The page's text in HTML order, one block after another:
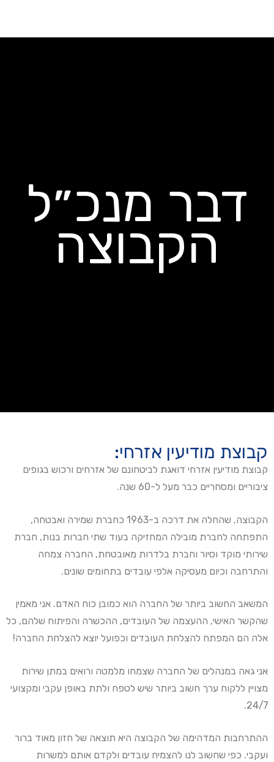
דבר מנכ״ל
הקבוצה
קבוצת מודיעין אזרחי:
קבוצת מודיעין אזרחי דואגת לביטחונם של אזרחים ורכוש בגופים
ציבוריים ומסחריים כבר מעל ל-60 שנה.
הקבוצה, שהחלה את דרכה ב-1963 כחברת שמירה ואבטחה,
התפתחה לחברת מובילה המחזיקה בעוד שתי חברות בנות, חברת
שירותי מוקד וסיור וחברת בלדרות מאובטחת, החברה צמחה
והתרחבה וכיום מעסיקה אלפי עובדים בתחומים שונים.
המשאב החשוב ביותר של החברה הוא כמובן כוח האדם. אני מאמין
שהקשר האישי, ההעצמה של העובדים, ההכשרה והפיתוח שלהם, כל
אלה הם המפתח להצלחת העובדים וכפועל יוצא להצלחת החברה!
אני גאה במנהלים של החברה שצמחו מלמטה ורואים במתן שירות
מצויין ללקוח ערך חשוב ביותר שיש לטפח ולתת באופן עקבי ומקצועי
24/7.
ההתרחבות המדהימה של הקבוצה היא תוצאה של חזון מאוד ברור
ועקבי. כפי שחשוב לנו להצמיח עובדים ולקדם אותם למשרות